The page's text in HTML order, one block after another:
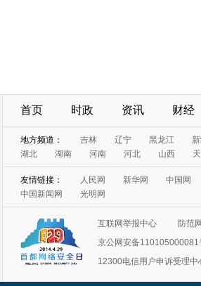
首页 时政 资讯 财经
地方频道： 吉林 辽宁 黑龙江
湖北
湖南 河南 河北 山西
友情链接： 人民网 新华网
中国网
中国新闻网
光明网
互联网举报中心
防范
京公网安备110105000081
12300电信用户申诉受理中